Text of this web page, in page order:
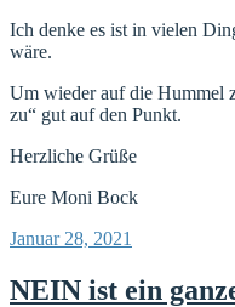
Ich denke es ist in vielen
wäre.
Um wieder auf die Hummel
zu“ gut auf den Punkt.
Herzliche Grüße
Eure Moni Bock
Veröffentlicht
Januar 28, 2021
NEIN ist ein